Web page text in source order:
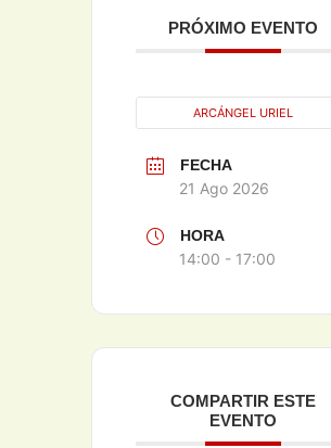
PRÓXIMO EVENTO
ARCÁNGEL URIEL
FECHA
21 Ago 2026
HORA
14:00 - 17:00
COMPARTIR ESTE
EVENTO